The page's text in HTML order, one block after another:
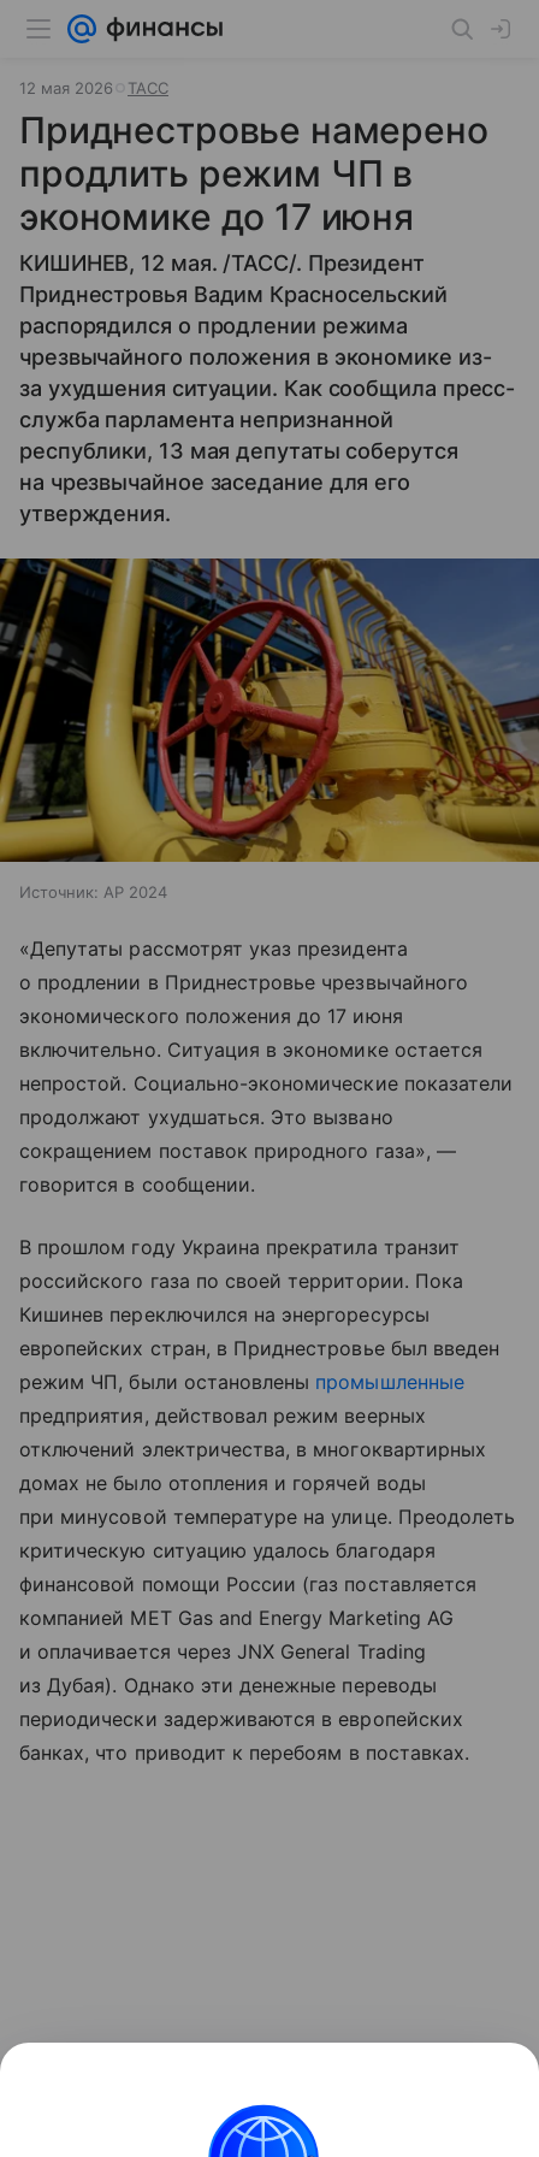
12 мая 2026 ТАСС
Приднестровье намерено
продлить режим ЧП в
экономике до 17 июня
КИШИНЕВ, 12 мая. /ТАСС/. Президент
Приднестровья Вадим Красносельский
распорядился о продлении режима
чрезвычайного положения в экономике из-
за ухудшения ситуации. Как сообщила пресс-
служба парламента непризнанной
республики, 13 мая депутаты соберутся
на чрезвычайное заседание для его
утверждения.
Источник: AP 2024
«Депутаты рассмотрят указ президента
о продлении в Приднестровье чрезвычайного
экономического положения до 17 июня
включительно. Ситуация в экономике остается
непростой. Социально-экономические показатели
продолжают ухудшаться. Это вызвано
сокращением поставок природного газа», —
говорится в сообщении.
В прошлом году Украина прекратила транзит
российского газа по своей территории. Пока
Кишинев переключился на энергоресурсы
европейских стран, в Приднестровье был введен
режим ЧП, были остановлены промышленные
предприятия, действовал режим веерных
отключений электричества, в многоквартирных
домах не было отопления и горячей воды
при минусовой температуре на улице. Преодолеть
критическую ситуацию удалось благодаря
финансовой помощи России (газ поставляется
компанией MET Gas and Energy Marketing AG
и оплачивается через JNX General Trading
из Дубая). Однако эти денежные переводы
периодически задерживаются в европейских
банках, что приводит к перебоям в поставках.